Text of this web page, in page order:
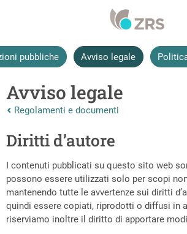
pubbliche Avviso legale
Avviso legale
Nazaj na vrhnjo stran:
Regolamenti e documenti
Diritti d’autore
I contenuti pubblicati su questo sito web
possono essere utilizzati solo per scopi
mantenendo tutte le avvertenze sui diritti
quindi essere copiati, riprodotti o diffusi in
riserviamo inoltre il diritto di apportare